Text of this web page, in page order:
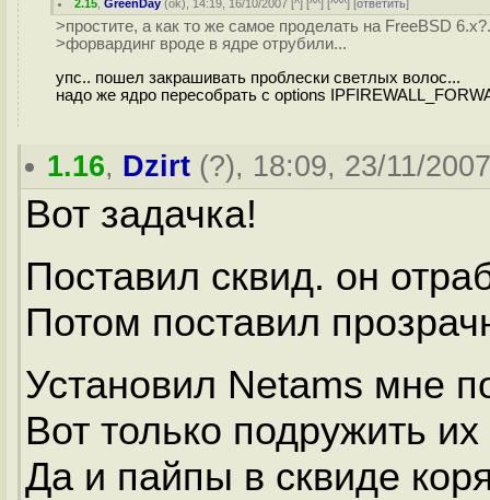
2.15 ,GreenDay (ok), 14:19, 16/10/2007 [^] [^^] [^^^] [ответить]
>простите, а как то же самое проделать на FreeBSD
>форвардинг вроде в ядре отрубили...
упс.. пошел закрашивать проблески светлых волос...
надо же ядро пересобрать с options
1.16, Dzirt (?), 18:09, 23/11/
Вот задачка!
Поставил сквид. он
Потом поставил
Установил Netams мне
Вот только подружить
Да и пайпы в сквиде